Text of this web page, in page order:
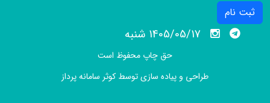
ثبت نام
1405/05/17 شنبه
حق چاپ محفوظ است
طراحی و پیاده سازی توسط کوثر سامانه پرداز